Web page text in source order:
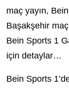
maç yayın,
Başakşehir
Bein Sports 1
için detaylar…
Bein Sports